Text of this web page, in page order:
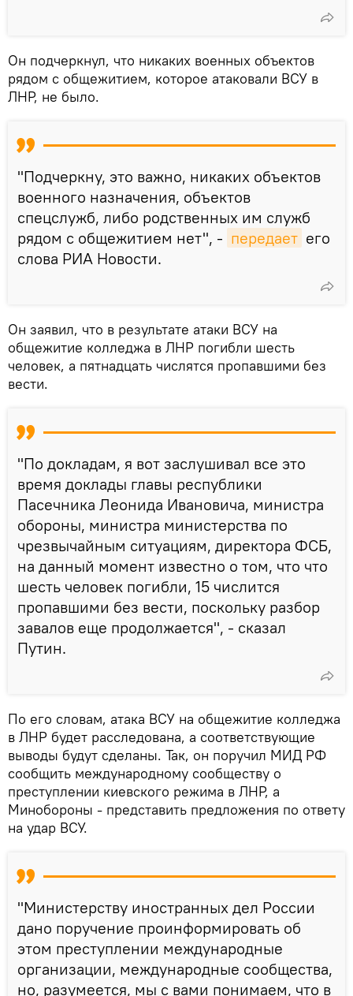
Он подчеркнул, что никаких военных объектов
рядом с общежитием, которое атаковали ВСУ в
ЛНР, не было.
"Подчеркну, это важно, никаких объектов
военного назначения, объектов
спецслужб, либо родственных им служб
рядом с общежитием нет", - передает его
слова РИА Новости.
Он заявил, что в результате атаки ВСУ на
общежитие колледжа в ЛНР погибли шесть
человек, а пятнадцать числятся пропавшими без
вести.
"По докладам, я вот заслушивал все это
время доклады главы республики
Пасечника Леонида Ивановича, министра
обороны, министра министерства по
чрезвычайным ситуациям, директора ФСБ,
на данный момент известно о том, что что
шесть человек погибли, 15 числится
пропавшими без вести, поскольку разбор
завалов еще продолжается", - сказал
Путин.
По его словам, атака ВСУ на общежитие колледжа
в ЛНР будет расследована, а соответствующие
выводы будут сделаны. Так, он поручил МИД РФ
сообщить международному сообществу о
преступлении киевского режима в ЛНР, а
Минобороны - представить предложения по ответу
на удар ВСУ.
"Министерству иностранных дел России
дано поручение проинформировать об
этом преступлении международные
организации, международные сообщества,
но, разумеется, мы с вами понимаем, что в